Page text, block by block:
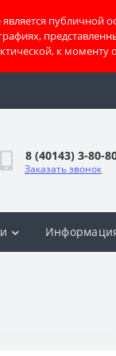
публичной
к моменту
8 (40143) 3-80-
Заказать звонок